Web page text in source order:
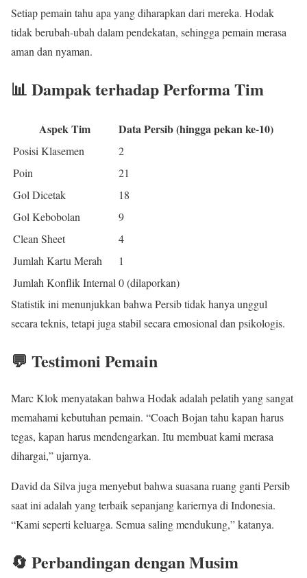
Setiap pemain tahu apa yang diharapkan dari mereka. Hodak
tidak berubah-ubah dalam pendekatan, sehingga pemain merasa
aman dan nyaman.
📊 Dampak terhadap Performa Tim
Aspek Tim Data Persib (hingga pekan ke-10)
Posisi Klasemen
2
Poin
21
Gol Dicetak
18
Gol Kebobolan
9
Clean Sheet
4
Jumlah Kartu Merah
1
Jumlah Konflik Internal 0 (dilaporkan)
Statistik ini menunjukkan bahwa Persib tidak hanya unggul
secara teknis, tetapi juga stabil secara emosional dan psikologis.
💬 Testimoni Pemain
Marc Klok menyatakan bahwa Hodak adalah pelatih yang sangat
memahami kebutuhan pemain. “Coach Bojan tahu kapan harus
tegas, kapan harus mendengarkan. Itu membuat kami merasa
dihargai,” ujarnya.
David da Silva juga menyebut bahwa suasana ruang ganti Persib
saat ini adalah yang terbaik sepanjang kariernya di Indonesia.
“Kami seperti keluarga. Semua saling mendukung,” katanya.
🔄 Perbandingan dengan Musim